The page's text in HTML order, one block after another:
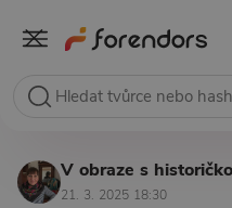
V obraze s
21. 3. 2025 18:30